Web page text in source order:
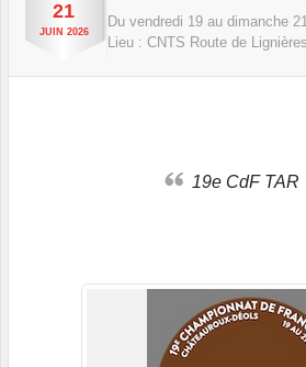
21
JUIN 2026
Du vendredi 19 au dimanche
Lieu : CNTS Route de Lignières
19e CdF TAR